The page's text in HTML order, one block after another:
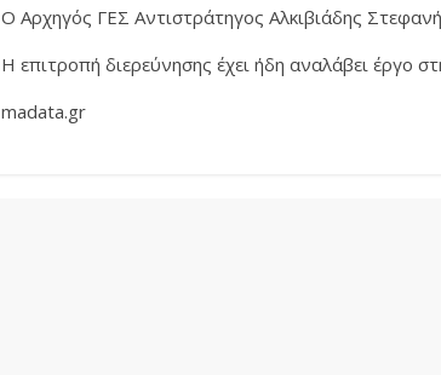
Ο Αρχηγός ΓΕΣ Αντιστράτηγος Αλκιβιάδης
Η επιτροπή διερεύνησης έχει ήδη αναλάβει έργο
madata.gr